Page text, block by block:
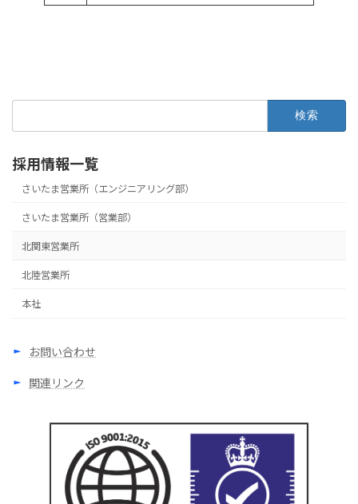
採用情報一覧
さいたま営業所（エンジニアリング部）
さいたま営業所（営業部）
北関東営業所
北陸営業所
本社
お問い合わせ
関連リンク